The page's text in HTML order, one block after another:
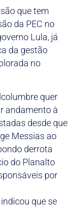
que tem
da PEC no
Lula, já
da gestão
no
quer
andamento à
desde que
Messias ao
derrota
do Planalto
por
que se